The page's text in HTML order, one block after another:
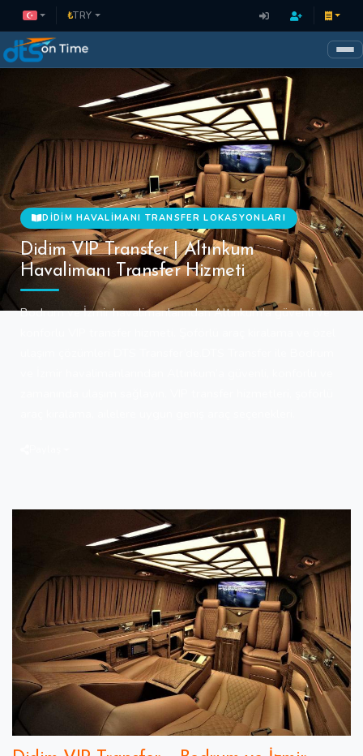
₺TRY
DIDIM HAVALIMANI TRANSFER LOKASYONLARI
Didim VIP Transfer | Altınkum
Havalimanı Transfer Hizmeti
Bodrum ve İzmir havalimanlarından Altınkum’a güvenli ve